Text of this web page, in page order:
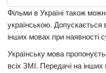
Фільми в Україні також
українською.
інших мовах при наявності
Українську мова
всіх ЗМІ. Передачі на